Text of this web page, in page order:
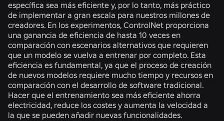
específica sea más eficiente y, por lo tanto, más práctico
de implementar a gran escala para nuestros millones de
creadores. En los experimentos, ControlNet proporciona
una ganancia de eficiencia de hasta 10 veces en
comparación con escenarios alternativos que requieren
que un modelo se vuelva a entrenar por completo. Esta
eficiencia es fundamental, ya que el proceso de creación
de nuevos modelos requiere mucho tiempo y recursos en
comparación con el desarrollo de software tradicional.
Hacer que el entrenamiento sea más eficiente ahorra
electricidad, reduce los costes y aumenta la velocidad a
la que se pueden añadir nuevas funcionalidades.